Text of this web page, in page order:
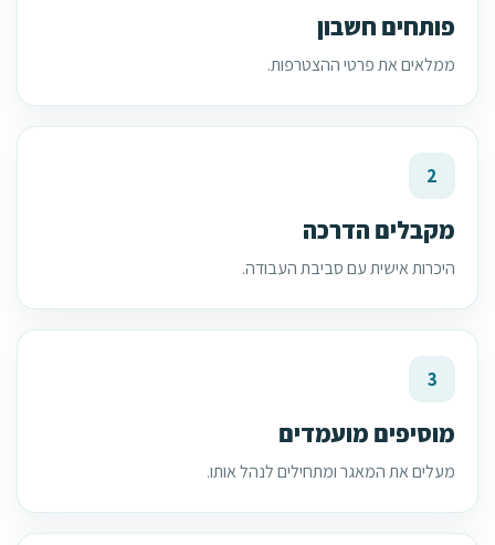
פותחים חשבון
ממלאים את פרטי ההצטרפות.
2
מקבלים הדרכה
היכרות אישית עם סביבת העבודה.
3
מוסיפים מועמדים
מעלים את המאגר ומתחילים לנהל אותו.